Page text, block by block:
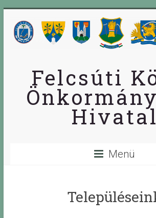
Felcsúti
Hivatal
Menü